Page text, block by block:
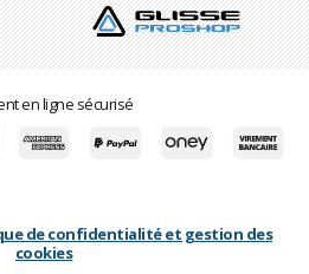
en ligne sécurisé
de confidentialité et gestion des
cookies